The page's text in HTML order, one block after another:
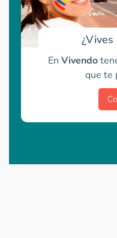
En Vivendo
que te